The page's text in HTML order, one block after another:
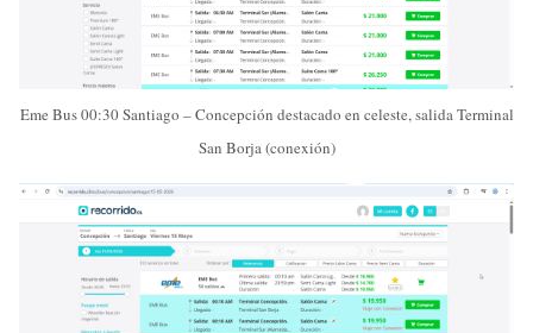
Eme Bus 00:30 Santiago – Concepción destacado en celeste, salida Terminal
San Borja (conexión)